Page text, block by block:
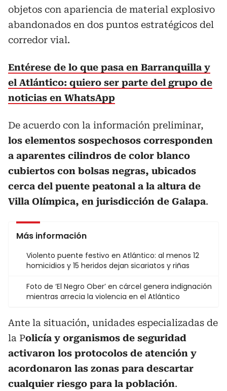
objetos con apariencia de material explosivo
abandonados en dos puntos estratégicos del
corredor vial.
Entérese de lo que pasa en Barranquilla y
el Atlántico: quiero ser parte del grupo de
noticias en WhatsApp
De acuerdo con la información preliminar,
los elementos sospechosos corresponden
a aparentes cilindros de color blanco
cubiertos con bolsas negras, ubicados
cerca del puente peatonal a la altura de
Villa Olímpica, en jurisdicción de Galapa.
Más información
Violento puente festivo en Atlántico: al menos 12
homicidios y 15 heridos dejan sicariatos y riñas
Foto de ‘El Negro Ober’ en cárcel genera indignación
mientras arrecia la violencia en el Atlántico
Ante la situación, unidades especializadas de
la Policía y organismos de seguridad
activaron los protocolos de atención y
acordonaron las zonas para descartar
cualquier riesgo para la población.